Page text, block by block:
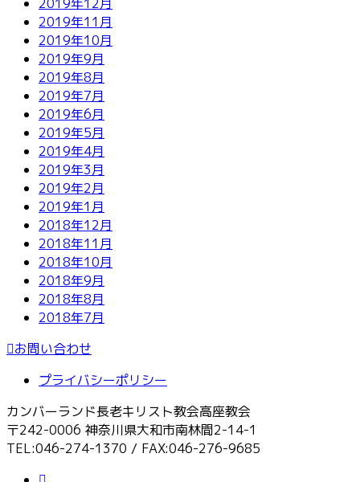
2019年11月
2019年10月
2019年9月
2019年8月
2019年7月
2019年6月
2019年5月
2019年4月
2019年3月
2019年2月
2019年1月
2018年12月
2018年11月
2018年10月
2018年9月
2018年8月
2018年7月
お問い合わせ
プライバシーポリシー
カンバーランド長老キリスト教会高座教会
〒242-0006 神奈川県大和市南林間2-14-1
TEL:046-274-1370 / FAX:046-276-9685